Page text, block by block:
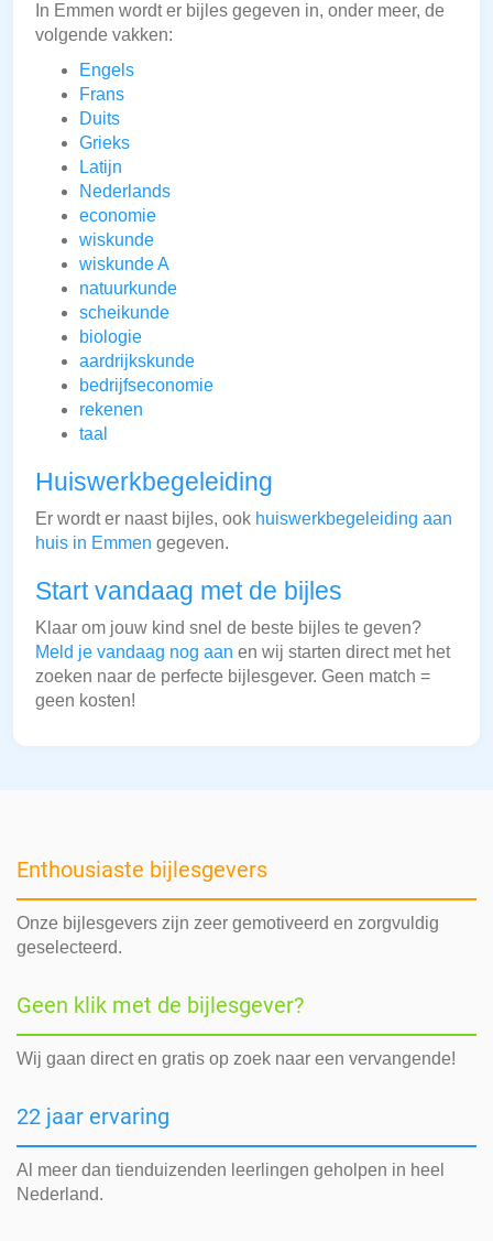
In Emmen wordt er bijles gegeven in, onder meer, de
volgende vakken:
Engels
Frans
Duits
Grieks
Latijn
Nederlands
economie
wiskunde
wiskunde A
natuurkunde
scheikunde
biologie
aardrijkskunde
bedrijfseconomie
rekenen
taal
Huiswerkbegeleiding
Er wordt er naast bijles, ook huiswerkbegeleiding aan
huis in Emmen gegeven.
Start vandaag met de bijles
Klaar om jouw kind snel de beste bijles te geven?
Meld je vandaag nog aan en wij starten direct met het
zoeken naar de perfecte bijlesgever. Geen match =
geen kosten!
Enthousiaste bijlesgevers
Onze bijlesgevers zijn zeer gemotiveerd en zorgvuldig
geselecteerd.
Geen klik met de bijlesgever?
Wij gaan direct en gratis op zoek naar een vervangende!
22 jaar ervaring
Al meer dan tienduizenden leerlingen geholpen in heel
Nederland.